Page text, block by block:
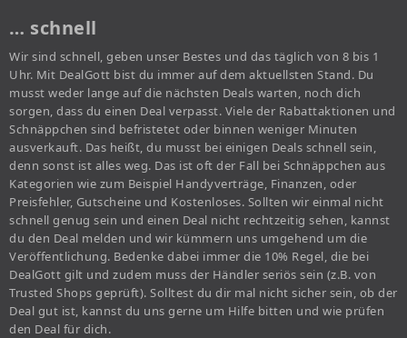
… schnell
Wir sind schnell, geben unser Bestes und das täglich von 8 bis 1
Uhr. Mit DealGott bist du immer auf dem aktuellsten Stand. Du
musst weder lange auf die nächsten Deals warten, noch dich
sorgen, dass du einen Deal verpasst. Viele der Rabattaktionen und
Schnäppchen sind befristetet oder binnen weniger Minuten
ausverkauft. Das heißt, du musst bei einigen Deals schnell sein,
denn sonst ist alles weg. Das ist oft der Fall bei Schnäppchen aus
Kategorien wie zum Beispiel Handyverträge, Finanzen, oder
Preisfehler, Gutscheine und Kostenloses. Sollten wir einmal nicht
schnell genug sein und einen Deal nicht rechtzeitig sehen, kannst
du den Deal melden und wir kümmern uns umgehend um die
Veröffentlichung. Bedenke dabei immer die 10% Regel, die bei
DealGott gilt und zudem muss der Händler seriös sein (z.B. von
Trusted Shops geprüft). Solltest du dir mal nicht sicher sein, ob der
Deal gut ist, kannst du uns gerne um Hilfe bitten und wie prüfen
den Deal für dich.